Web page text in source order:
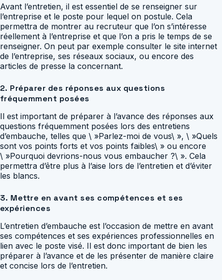
Avant l’entretien, il est essentiel de se renseigner sur
l’entreprise et le poste pour lequel on postule. Cela
permettra de montrer au recruteur que l’on s’intéresse
réellement à l’entreprise et que l’on a pris le temps de se
renseigner. On peut par exemple consulter le site internet
de l’entreprise, ses réseaux sociaux, ou encore des
articles de presse la concernant.
2. Préparer des réponses aux questions
fréquemment posées
Il est important de préparer à l’avance des réponses aux
questions fréquemment posées lors des entretiens
d’embauche, telles que \ »Parlez-moi de vous\ », \ »Quels
sont vos points forts et vos points faibles\ » ou encore
\ »Pourquoi devrions-nous vous embaucher ?\ ». Cela
permettra d’être plus à l’aise lors de l’entretien et d’éviter
les blancs.
3. Mettre en avant ses compétences et ses
expériences
L’entretien d’embauche est l’occasion de mettre en avant
ses compétences et ses expériences professionnelles en
lien avec le poste visé. Il est donc important de bien les
préparer à l’avance et de les présenter de manière claire
et concise lors de l’entretien.